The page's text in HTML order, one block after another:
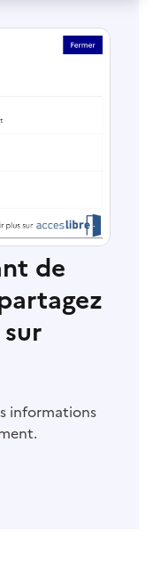
de
informations